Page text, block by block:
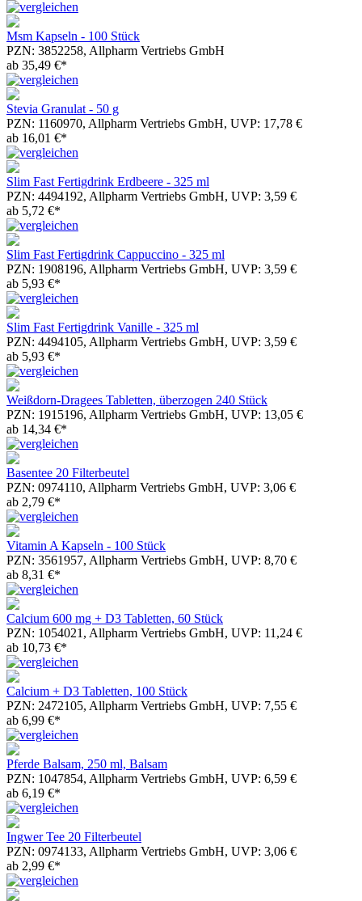
Msm Kapseln - 100 Stück
PZN: 3852258, Allpharm Vertriebs GmbH
ab 35,49 €*
Stevia Granulat - 50 g
PZN: 1160970, Allpharm Vertriebs GmbH, UVP: 17,78 €
ab 16,01 €*
Slim Fast Fertigdrink Erdbeere - 325 ml
PZN: 4494192, Allpharm Vertriebs GmbH, UVP: 3,59 €
ab 5,72 €*
Slim Fast Fertigdrink Cappuccino - 325 ml
PZN: 1908196, Allpharm Vertriebs GmbH, UVP: 3,59 €
ab 5,93 €*
Slim Fast Fertigdrink Vanille - 325 ml
PZN: 4494105, Allpharm Vertriebs GmbH, UVP: 3,59 €
ab 5,93 €*
Weißdorn-Dragees Tabletten, überzogen 240 Stück
PZN: 1915196, Allpharm Vertriebs GmbH, UVP: 13,05 €
ab 14,34 €*
Basentee 20 Filterbeutel
PZN: 0974110, Allpharm Vertriebs GmbH, UVP: 3,06 €
ab 2,79 €*
Vitamin A Kapseln - 100 Stück
PZN: 3561957, Allpharm Vertriebs GmbH, UVP: 8,70 €
ab 8,31 €*
Calcium 600 mg + D3 Tabletten, 60 Stück
PZN: 1054021, Allpharm Vertriebs GmbH, UVP: 11,24 €
ab 10,73 €*
Calcium + D3 Tabletten, 100 Stück
PZN: 2472105, Allpharm Vertriebs GmbH, UVP: 7,55 €
ab 6,99 €*
Pferde Balsam, 250 ml, Balsam
PZN: 1047854, Allpharm Vertriebs GmbH, UVP: 6,59 €
ab 6,19 €*
Ingwer Tee 20 Filterbeutel
PZN: 0974133, Allpharm Vertriebs GmbH, UVP: 3,06 €
ab 2,99 €*